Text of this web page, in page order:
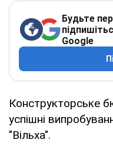
Будьте
Google
Конструкторське
успішні
"Вільха".